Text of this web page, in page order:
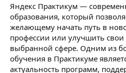
Яндекс Практикум —
образования, который
желающему начать путь в
профессии или улучшить
выбранной сфере. Одним из
обучения в Практикуме
актуальность программ,